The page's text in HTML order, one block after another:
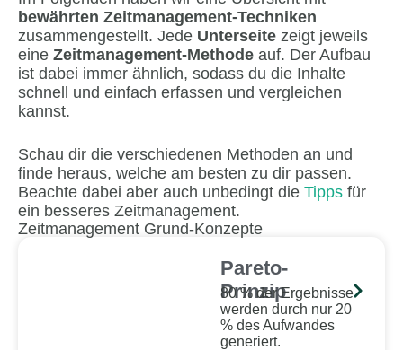
bewährten Zeitmanagement-Techniken
zusammengestellt. Jede Unterseite zeigt jeweils
eine Zeitmanagement-Methode auf. Der Aufbau
ist dabei immer ähnlich, sodass du die Inhalte
schnell und einfach erfassen und vergleichen
kannst.
Schau dir die verschiedenen Methoden an und
finde heraus, welche am besten zu dir passen.
Beachte dabei aber auch unbedingt die Tipps für
ein besseres Zeitmanagement.
Zeitmanagement Grund-Konzepte
Pareto-
Prinzip
80 % der Ergebnisse
werden durch nur 20
% des Aufwandes
generiert.